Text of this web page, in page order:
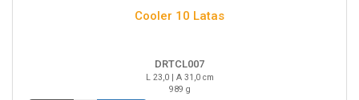
Cooler 10 Latas
DRTCL007
L 23,0 | A 31,0 cm
989 g